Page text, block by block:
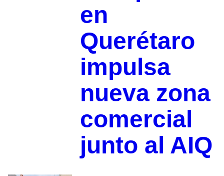
en
Querétaro
impulsa
nueva zona
comercial
junto al AIQ